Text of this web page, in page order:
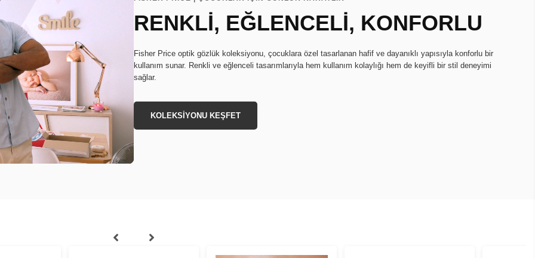
RENKLİ, EĞLENCELİ, KONFORLU
Fisher Price optik gözlük koleksiyonu, çocuklara özel tasarlanan hafif ve dayanıklı yapısıyla konforlu bir
kullanım sunar. Renkli ve eğlenceli tasarımlarıyla hem kullanım kolaylığı hem de keyifli bir stil deneyimi
sağlar.
KOLEKSİYONU KEŞFET